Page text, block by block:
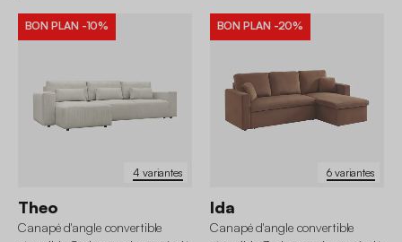
4 variantes
BON PLAN -10%
Theo
Canapé d'angle convertible
6 variantes
BON PLAN -20%
Ida
Canapé d'angle convertible